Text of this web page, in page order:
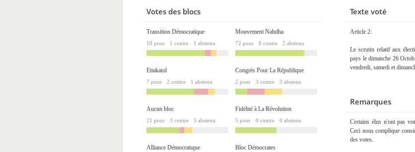
Votes des blocs
Transition Démocratique
10 pour 1 contre 1 abstenu
Mouvement Nahdha
72 pour 0 contre 2 abstenu
Ettakatol
7 pour 2 contre 1 abstenu
Congrès Pour La République
2 pour 3 contre 3 abstenu
Aucun bloc
21 pour 3 contre 5 abstenu
Fidélité à La Révolution
5 pour 0 contre 0 abstenu
Alliance Démocratique Bloc Démocrates
Texte voté
Article 2:
Le scrutin relatif aux
pays le dimanche 26
vendredi, samedi et
Remarques
Certains élus n'ont pas
Ceci nous complique
des votes.